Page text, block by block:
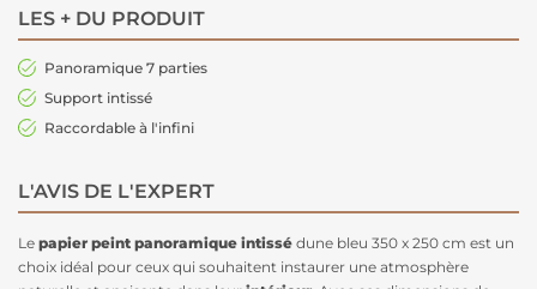
LES + DU PRODUIT
Panoramique 7 parties
Support intissé
Raccordable à l'infini
L'AVIS DE L'EXPERT
Le papier peint panoramique intissé dune bleu 350 x 250 cm est un
choix idéal pour ceux qui souhaitent instaurer une atmosphère